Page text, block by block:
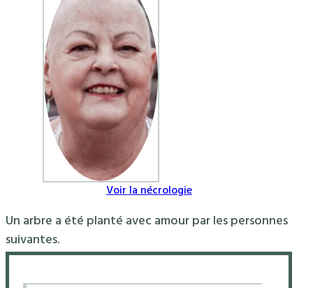
Voir la nécrologie
Un arbre a été planté avec amour par les personnes
suivantes.